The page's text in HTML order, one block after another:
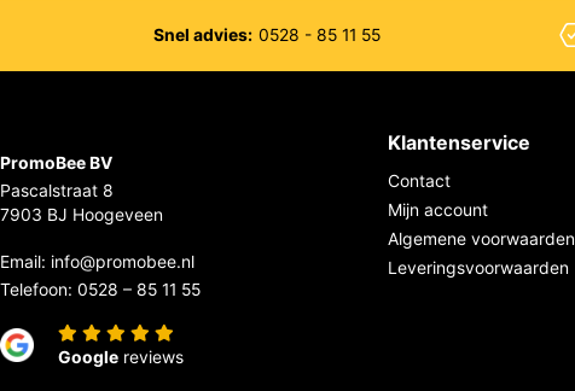
Snel advies: 0528 - 85 11 55
PromoBee BV
Pascalstraat 8
7903 BJ Hoogeveen
Email: info@promobee.nl
Telefoon: 0528 – 85 11 55
Google reviews
Klantenservice
Contact
Mijn account
Algemene voorwaarden
Leveringsvoorwaarden